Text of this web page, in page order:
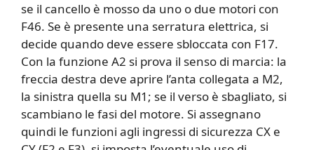
se il cancello è mosso da uno o due motori con
F46. Se è presente una serratura elettrica, si
decide quando deve essere sbloccata con F17.
Con la funzione A2 si prova il senso di marcia: la
freccia destra deve aprire l’anta collegata a M2,
la sinistra quella su M1; se il verso è sbagliato, si
scambiano le fasi del motore. Si assegnano
quindi le funzioni agli ingressi di sicurezza CX e